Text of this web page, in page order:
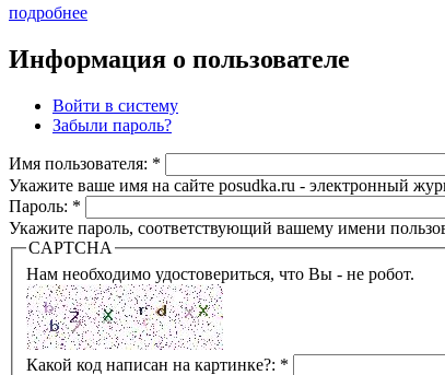
подробнее
Информация о пользователе
Войти в систему
Забыли пароль?
Имя пользователя: *
Укажите ваше имя на сайте posudka.ru - электронный
Пароль: *
Укажите пароль, соответствующий вашему имени
CAPTCHA
Нам необходимо удостовериться, что Вы - не робот.
Какой код написан на картинке?: *